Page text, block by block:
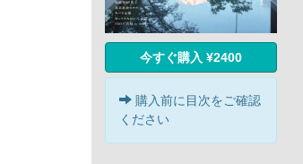
今すぐ購入 ¥2400
購入前に目次をご確認
ください